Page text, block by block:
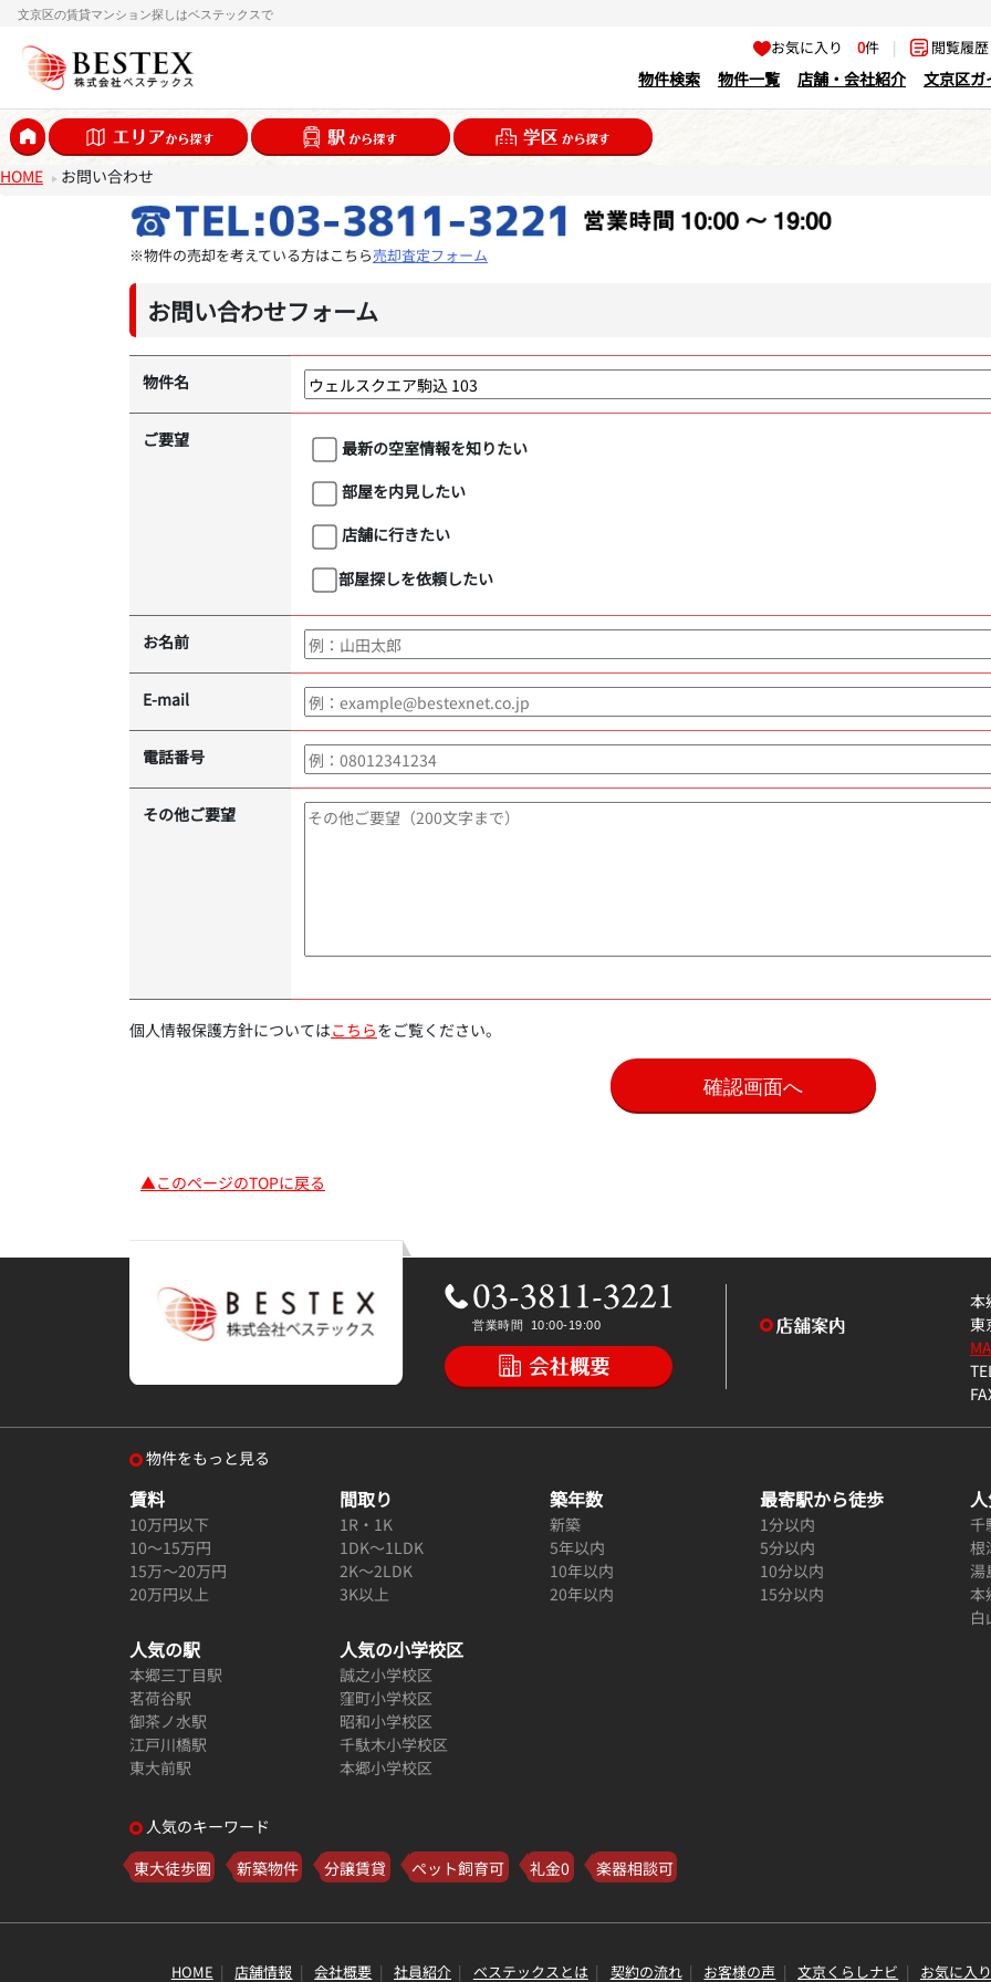
文京区の賃貸マンション探しはベステックスで
お気に入り0件 | 閲覧履
物件検索 物件一覧 店舗・会社紹介 文京区ガ
HOME お問い合わせ
※物件の売却を考えている方はこちら売却査定フォーム
お問い合わせフォーム
物件名
ご要望
最新の空室情報を知りたい
部屋を内見したい
店舗に行きたい
部屋探しを依頼したい
お名前
E-mail
電話番号
その他ご要望
個人情報保護方針についてはこちらをご覧ください。
▲このページのTOPに戻る
本
東
物件をもっと見る
賃料
10万円以下
10～15万円
15万～20万円
20万円以上
間取り
1R・1K
1DK～1LDK
2K～2LDK
3K以上
築年数
新築
5年以内
10年以内
20年以内
最寄駅から徒歩
1分以内
5分以内
10分以内
15分以内
千
根
湯
本
白
人気の駅
本郷三丁目駅
茗荷谷駅
御茶ノ水駅
江戸川橋駅
東大前駅
人気の小学校区
誠之小学校区
窪町小学校区
昭和小学校区
千駄木小学校区
本郷小学校区
人気のキーワード
東大徒歩圏
新築物件 分譲賃貸 ペット飼育可 礼金0 楽器相談可
HOME 店舗情報 会社概要 社員紹介 ベステックスとは 契約の流れ お客様の声 文京くらしナビ お気に入